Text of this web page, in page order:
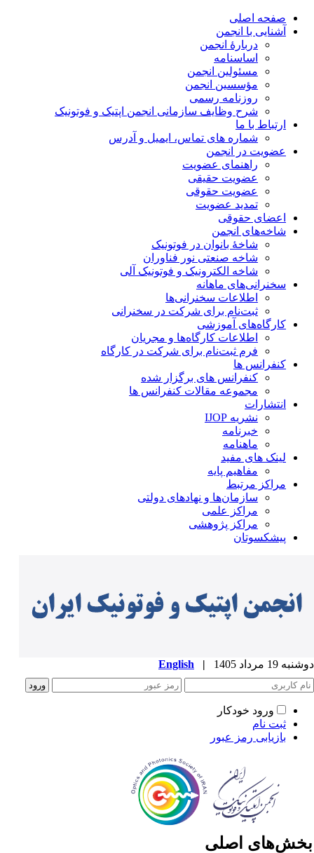
صفحه اصلی
آشنایی با انجمن
دربارۀ انجمن
اساسنامه
مسئولین انجمن
مؤسسین انجمن
روزنامه رسمی
شرح وظایف سازمانی انجمن اپتیک و فوتونیک
ارتباط با ما
شماره های تماس، ایمیل و آدرس
عضویت در انجمن
راهنمای عضویت
عضویت حقیقی
عضویت حقوقی
تمدید عضویت
اعضای حقوقی
شاخه‌های انجمن
شاخۀ بانوان در فوتونیک
شاخه صنعتی نور فناوران
شاخه‌ الکترونیک و فوتونیک آلی
سخنرانی‌های ماهانه
اطلاعات سخنرانی‌‌ها
ثبت‌نام برای شرکت در سخنرانی
کارگاه‌های آموزشی
اطلاعات کارگاه‌ها و مجریان
فرم ثبت‌نام برای شرکت در کارگاه
کنفرانس ها
کنفرانس های برگزار شده
مجموعه مقالات کنفرانس ها
انتشارات
نشریه IJOP
خبرنامه
ماهنامه
لینک های مفید
مفاهیم پایه
مراکز مرتبط
سازمان‌ها و نهادهای دولتی
مراکز علمی
مراکز پژوهشی
پیشکسوتان
19 مرداد 1405 |
English
ورود خودکار
ثبت نام
بازیابی رمز عبور
اصلی